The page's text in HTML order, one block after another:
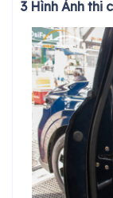
3 Hình Ảnh thi